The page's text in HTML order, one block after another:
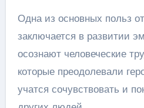
Одна из основных польз
заключается в развитии
осознают человеческие
которые преодолевали
учатся сочувствовать и